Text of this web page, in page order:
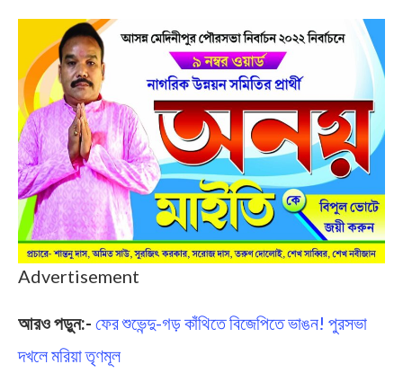
Advertisement
আরও পড়ুন:- ফের শুভেন্দু-গড় কাঁথিতে বিজেপিতে ভাঙন! পুরসভা
দখলে মরিয়া তৃণমূল